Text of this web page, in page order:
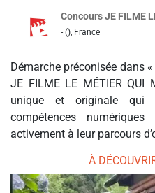
Concours JE FILME
- (), France
Démarche préconisée dans
JE FILME LE MÉTIER QUI
unique et originale qui
compétences
activement à leur parcours
À